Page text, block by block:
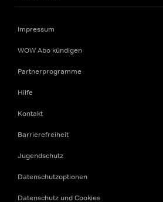
Impressum
WOW Abo kündigen
Partnerprogramme
Hilfe
Kontakt
Barrierefreiheit
Jugendschutz
Datenschutzoptionen
Datenschutz und Cookies